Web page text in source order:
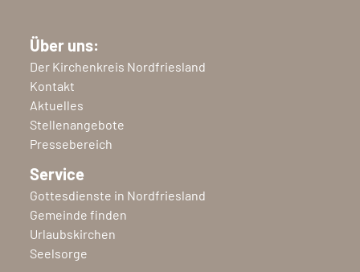
Über uns:
Der Kirchenkreis Nordfriesland
Kontakt
Aktuelles
Stellenangebote
Pressebereich
Service
Gottesdienste in Nordfriesland
Gemeinde finden
Urlaubskirchen
Seelsorge